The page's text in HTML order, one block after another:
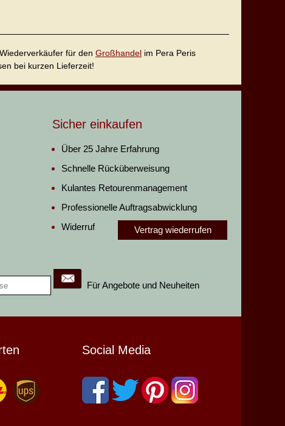
für den Großhandel im Pera Peris
bei kurzen Lieferzeit!
Für Angebote und Neuheiten
Sicher einkaufen
Über 25 Jahre Erfahrung
Schnelle Rücküberweisung
Kulantes Retourenmanagement
Professionelle Auftragsabwicklung
Widerruf
Vertrag wiederrufen
Social Media